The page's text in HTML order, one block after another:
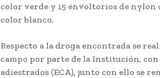
color verde y 15 envoltorios de nylon
color blanco.
Respecto a la droga encontrada se
campo por parte de la Institución, con
adiestrados (ECA), junto con ello se